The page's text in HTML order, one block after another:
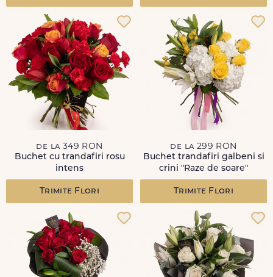
de la 349 RON
Buchet cu trandafiri rosu
intens
Trimite Flori
de la 299 RON
Buchet trandafiri galbeni si
crini "Raze de soare"
Trimite Flori